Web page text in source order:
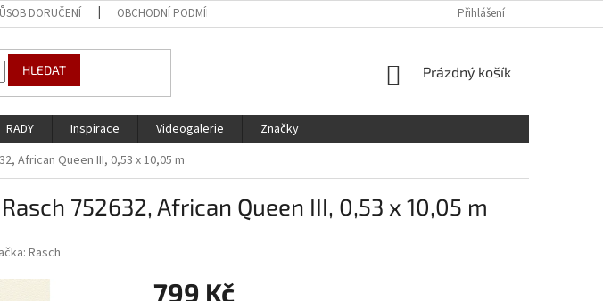
DORUČENÍ OBCHODNÍ PODMÍNKY KDE NÁS NAJDETE
Přihlášení
HLEDAT
NÁKUPNÍ
Prázdný košík
RADY Inspirace Videogalerie
Značky
African Queen III, 0,53 x 10,05 m
752632, African Queen III, 0,53 x 10,05 m
Rasch
799 Kč